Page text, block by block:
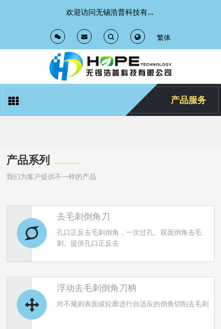
欢迎访问无锡浩普科技有限公司 官方网站
T
o
g
g
a
r
c
T
o
g
g
a
r
繁体
产品服务
产品系列
我们为客户提供不一样的产品
去毛刺倒角刀
孔口正反去毛刺倒角，一次过孔、双面倒角去毛
刺。提供孔口正反去
浮动去毛刺倒角刀柄
对不规则表面或轮廓进行自适应的倒角切削去毛刺